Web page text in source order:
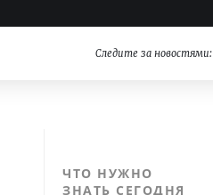
Следите за новостями:
ЧТО НУЖНО
ЗНАТЬ СЕГОДНЯ